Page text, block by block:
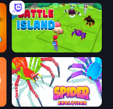
Battle Island
Spider Evolution: Runner Game